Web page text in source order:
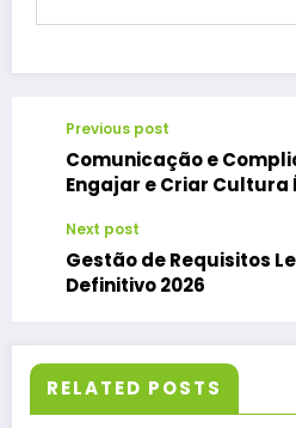
Previous post
Comunicação e
Engajar e Criar Cultura
Next post
Gestão de Requisitos
Definitivo 2026
RELATED POSTS